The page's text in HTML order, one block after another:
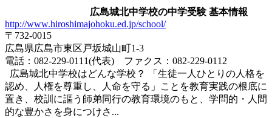
広島城北中学校の中学受験 基本情報
http://www.hiroshimajohoku.ed.jp/school/
〒732-0015
広島県広島市東区戸坂城山町1-3
電話：082-229-0111(代表) ファクス：082-229-0112
広島城北中学校はどんな学校？ 「生徒一人ひとりの人格を
認め、人権を尊重し、人命を守る」ことを教育実践の根底に
置き、校訓に謳う師弟同行の教育環境のもと、学問的・人間
的な豊かさを身につけさ...